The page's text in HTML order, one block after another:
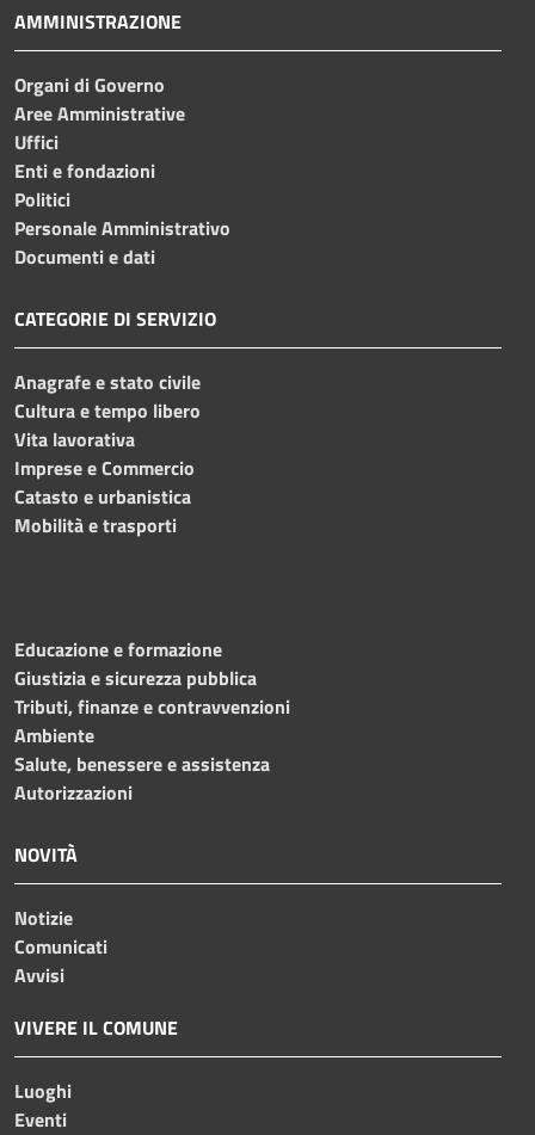
AMMINISTRAZIONE
Organi di Governo
Aree Amministrative
Uffici
Enti e fondazioni
Politici
Personale Amministrativo
Documenti e dati
CATEGORIE DI SERVIZIO
Anagrafe e stato civile
Cultura e tempo libero
Vita lavorativa
Imprese e Commercio
Catasto e urbanistica
Mobilità e trasporti
Educazione e formazione
Giustizia e sicurezza pubblica
Tributi, finanze e contravvenzioni
Ambiente
Salute, benessere e assistenza
Autorizzazioni
NOVITÀ
Notizie
Comunicati
Avvisi
VIVERE IL COMUNE
Luoghi
Eventi